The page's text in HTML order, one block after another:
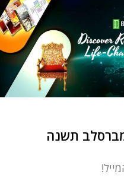
Ozer Bergman is an
Breslov
spiritual coach,
Practical
Nachman's Path
תשנה